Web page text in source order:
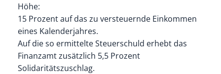
Höhe:
15 Prozent auf das zu versteuernde Einkommen
eines Kalenderjahres.
Auf die so ermittelte Steuerschuld erhebt das
Finanzamt zusätzlich 5,5 Prozent
Solidaritätszuschlag.